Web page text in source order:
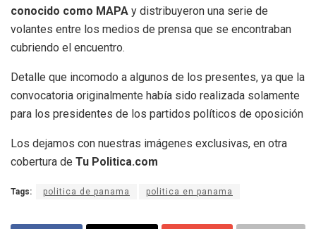
conocido como MAPA y distribuyeron una serie de
volantes entre los medios de prensa que se encontraban
cubriendo el encuentro.
Detalle que incomodo a algunos de los presentes, ya que la
convocatoria originalmente había sido realizada solamente
para los presidentes de los partidos políticos de oposición
Los dejamos con nuestras imágenes exclusivas, en otra
cobertura de Tu Politica.com
Tags: politica de panama politica en panama